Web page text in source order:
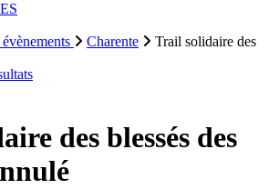
ES
Charente
Trail solidaire des
des blessés des